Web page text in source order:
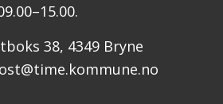
38, 4349 Bryne